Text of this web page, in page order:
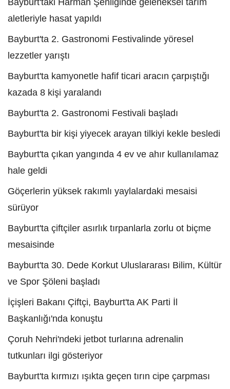
Bayburt'taki Harman Şenliğinde geleneksel tarım
aletleriyle hasat yapıldı
Bayburt'ta 2. Gastronomi Festivalinde yöresel
lezzetler yarıştı
Bayburt'ta kamyonetle hafif ticari aracın çarpıştığı
kazada 8 kişi yaralandı
Bayburt'ta 2. Gastronomi Festivali başladı
Bayburt'ta bir kişi yiyecek arayan tilkiyi kekle besledi
Bayburt'ta çıkan yangında 4 ev ve ahır kullanılamaz
hale geldi
Göçerlerin yüksek rakımlı yaylalardaki mesaisi
sürüyor
Bayburt'ta çiftçiler asırlık tırpanlarla zorlu ot biçme
mesaisinde
Bayburt'ta 30. Dede Korkut Uluslararası Bilim, Kültür
ve Spor Şöleni başladı
İçişleri Bakanı Çiftçi, Bayburt'ta AK Parti İl
Başkanlığı'nda konuştu
Çoruh Nehri'ndeki jetbot turlarına adrenalin
tutkunları ilgi gösteriyor
Bayburt'ta kırmızı ışıkta geçen tırın cipe çarpması